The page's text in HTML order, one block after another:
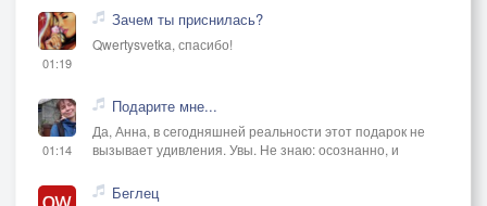
01:19
Зачем ты приснилась?
Qwertysvetka, спасибо!
01:14
Подарите мне...
Да, Анна, в сегодняшней реальности этот подарок не
вызывает удивления. Увы. Не знаю: осознанно, и
Беглец